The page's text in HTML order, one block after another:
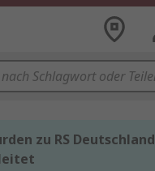
zu RS Deutschland